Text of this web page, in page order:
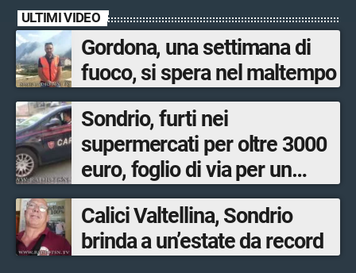
ULTIMI VIDEO
Gordona, una settimana di
fuoco, si spera nel maltempo
Sondrio, furti nei
supermercati per oltre 3000
euro, foglio di via per un
ventinovenne
Calici Valtellina, Sondrio
brinda a un’estate da record